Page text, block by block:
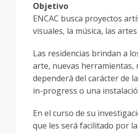
Objetivo
ENCAC busca proyectos
visuales, la música, las
Las residencias brindan a
arte, nuevas herramientas,
dependerá del carácter de
in-progress o una
En el curso de su
que les será facilitado por